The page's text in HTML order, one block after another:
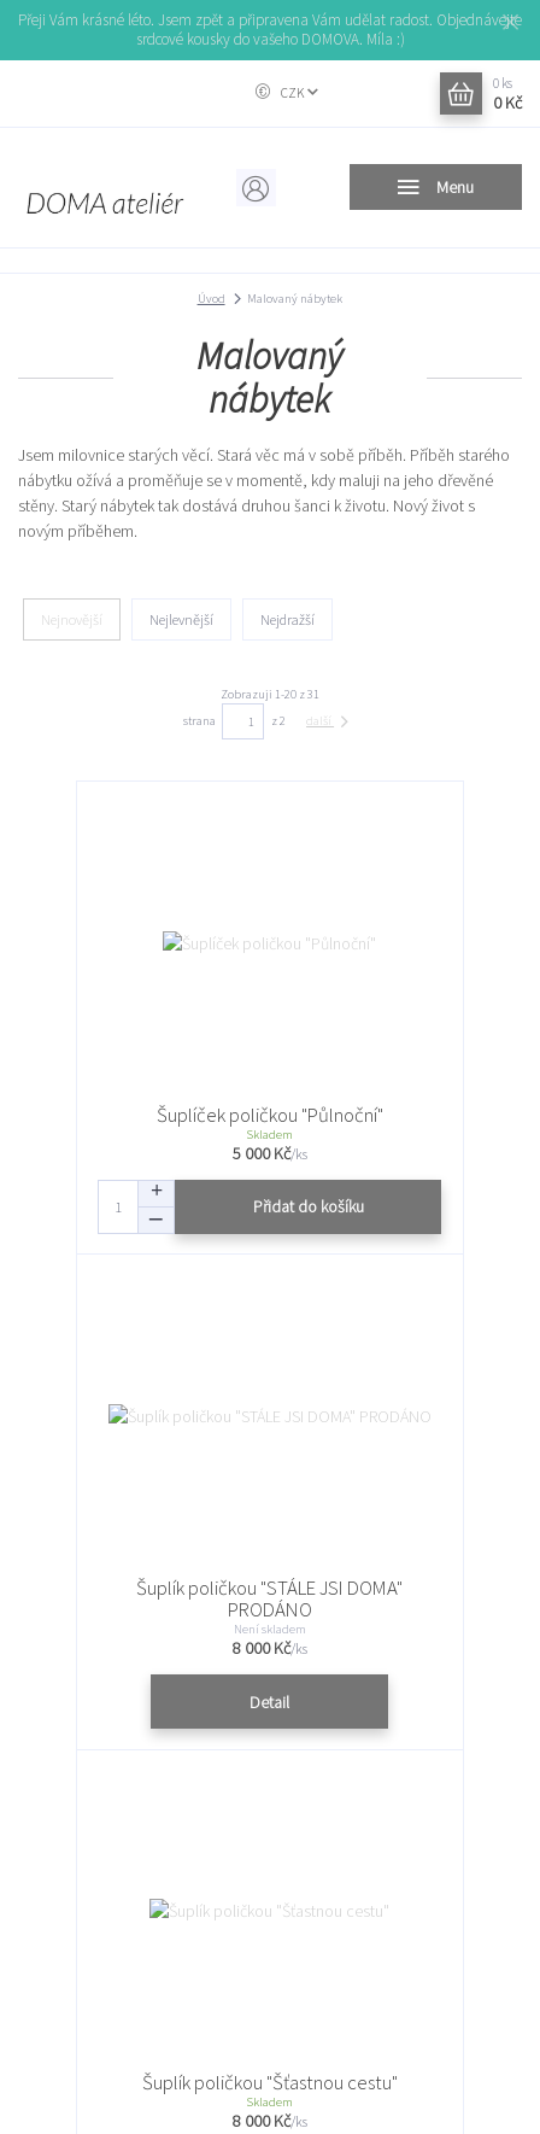
Přeji Vám krásné léto. Jsem zpět a připravena Vám udělat radost. Objednávejte
srdcové kousky do vašeho DOMOVA. Míla :)
Menu
CZK
0 ks
0 Kč
Úvod Malovaný nábytek
Malovaný
nábytek
Jsem milovnice starých věcí. Stará věc má v sobě příběh. Příběh starého
nábytku ožívá a proměňuje se v momentě, kdy maluji na jeho dřevěné
stěny. Starý nábytek tak dostává druhou šanci k životu. Nový život s
novým příběhem.
Nejnovější Nejlevnější Nejdražší
Zobrazuji 1-20 z 31
strana
z 2 další
Šuplíček poličkou "Půlnoční"
5 000 Kč/ks
Skladem
Přidat do košíku
Šuplík poličkou "STÁLE JSI DOMA"
PRODÁNO
8 000 Kč/ks
Není skladem
Detail
Šuplík poličkou "Šťastnou cestu"
8 000 Kč/ks
Skladem